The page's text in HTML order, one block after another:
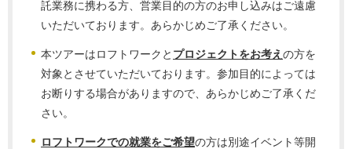
託業務に携わる方、営業目的の方のお申し込みはご遠慮
いただいております。あらかじめご了承ください。
本ツアーはロフトワークと プロジェクトをお考え の方を
対象とさせていただいております。参加目的によっては
お断りする場合がありますので、あらかじめご了承くだ
さい。
ロフトワークでの就業をご希望の方は別途イベント等開